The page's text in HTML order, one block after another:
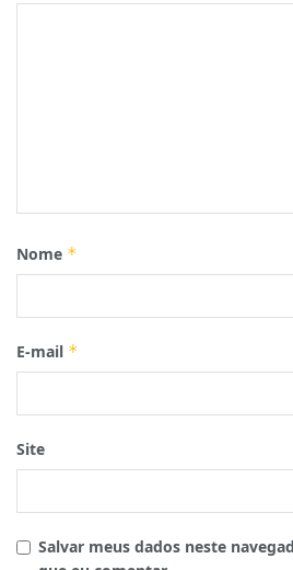
Nome *
E-mail *
Site
Salvar meus dados neste